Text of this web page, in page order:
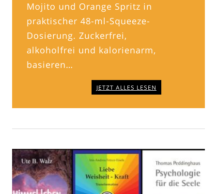
Mojito und Orange Spritz in
praktischer 48-ml-Squeeze-
Dosierung. Zuckerfrei,
alkoholfrei und kalorienarm,
basieren…
JETZT ALLES LESEN